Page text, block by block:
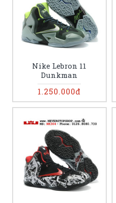
Nike Lebron 11
Dunkman
1.250.000đ